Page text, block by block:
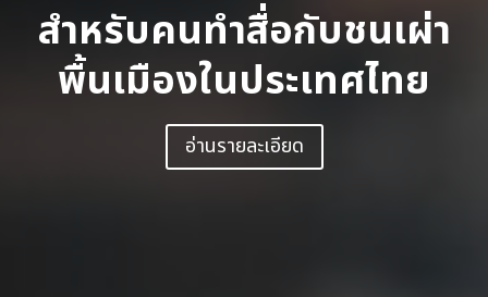
สำหรับคนทำสื่อกับชนเผ่า
พื้นเมืองในประเทศไทย
อ่านรายละเอียด